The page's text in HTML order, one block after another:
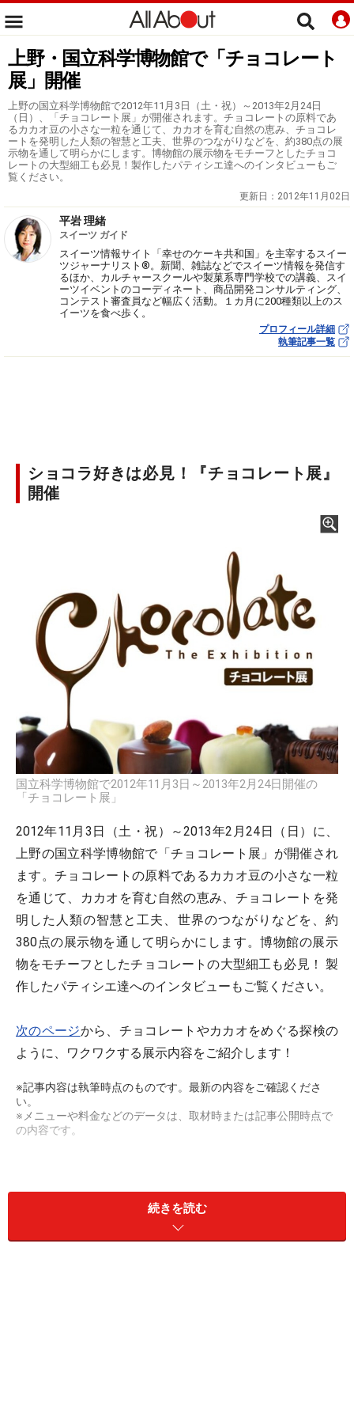
上野・国立科学博物館で「チョコレート
展」開催
上野の国立科学博物館で2012年11月3日（土・祝）～2013年2月24日
（日）、「チョコレート展」が開催されます。チョコレートの原料であ
るカカオ豆の小さな一粒を通じて、カカオを育む自然の恵み、チョコレ
ートを発明した人類の智慧と工夫、世界のつながりなどを、約380点の展
示物を通して明らかにします。博物館の展示物をモチーフとしたチョコ
レートの大型細工も必見！製作したパティシエ達へのインタビューもご
覧ください。
更新日： 2012年11月02日
平岩 理緒
スイーツ ガイド
スイーツ情報サイト「幸せのケーキ共和国」を主宰するスイー
ツジャーナリスト®。新聞、雑誌などでスイーツ情報を発信す
るほか、カルチャースクールや製菓系専門学校での講義、スイ
ーツイベントのコーディネート、商品開発コンサルティング、
コンテスト審査員など幅広く活動。１カ月に200種類以上のス
イーツを食べ歩く。
プロフィール詳細
執筆記事一覧
ショコラ好きは必見！『チョコレート展』
開催
国立科学博物館で2012年11月3日～2013年2月24日開催の
「チョコレート展」
2012年11月3日（土・祝）～2013年2月24日（日）に、
上野の国立科学博物館で「チョコレート展」が開催され
ます。チョコレートの原料であるカカオ豆の小さな一粒
を通じて、カカオを育む自然の恵み、チョコレートを発
明した人類の智慧と工夫、世界のつながりなどを、約
380点の展示物を通して明らかにします。博物館の展示
物をモチーフとしたチョコレートの大型細工も必見！ 製
作したパティシエ達へのインタビューもご覧ください。
次のページから、チョコレートやカカオをめぐる探検の
ように、ワクワクする展示内容をご紹介します！
※記事内容は執筆時点のものです。最新の内容をご確認くださ
い。
※メニューや料金などのデータは、取材時または記事公開時点で
の内容です。
続きを読む